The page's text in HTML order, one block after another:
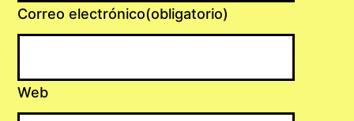
Correo electrónico(obligatorio)
Web